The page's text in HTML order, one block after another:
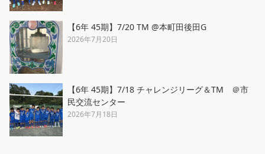
【6年 45期】7/20 TM @本町田後田G
2026年7月20日
【6年 45期】7/18 チャレンジリーグ＆TM ＠市
民交流センター
2026年7月18日